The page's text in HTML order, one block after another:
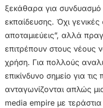
ξεκάθαρα για συνδυασμό
εκπαίδευσης. Όχι
αποταμιεύεις”, αλλά
επιτρέπουν στους
χρήση. Για πολλούς
επικίνδυνο σημείο για
ανταγωνίζονται απλώς
media empire με